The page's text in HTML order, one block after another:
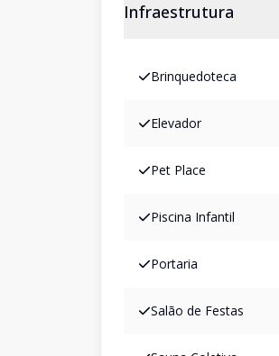
Infraestrutura
Brinquedoteca
Elevador
Pet Place
Piscina Infantil
Portaria
Salão de Festas